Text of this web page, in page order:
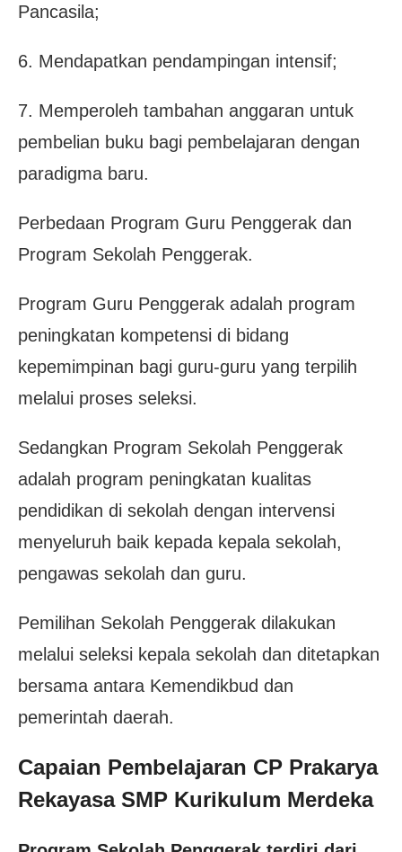
Pancasila;
6. Mendapatkan pendampingan intensif;
7. Memperoleh tambahan anggaran untuk
pembelian buku bagi pembelajaran dengan
paradigma baru.
Perbedaan Program Guru Penggerak dan
Program Sekolah Penggerak.
Program Guru Penggerak adalah program
peningkatan kompetensi di bidang
kepemimpinan bagi guru-guru yang terpilih
melalui proses seleksi.
Sedangkan Program Sekolah Penggerak
adalah program peningkatan kualitas
pendidikan di sekolah dengan intervensi
menyeluruh baik kepada kepala sekolah,
pengawas sekolah dan guru.
Pemilihan Sekolah Penggerak dilakukan
melalui seleksi kepala sekolah dan ditetapkan
bersama antara Kemendikbud dan
pemerintah daerah.
Capaian Pembelajaran CP Prakarya
Rekayasa SMP Kurikulum Merdeka